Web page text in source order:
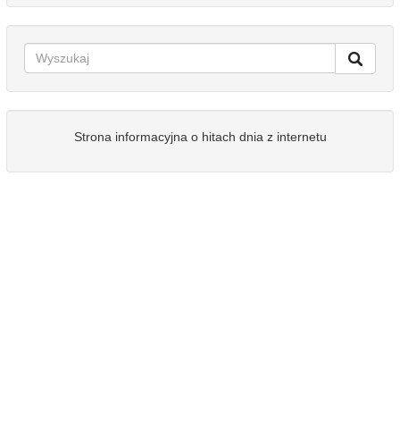
Strona informacyjna o hitach dnia z internetu